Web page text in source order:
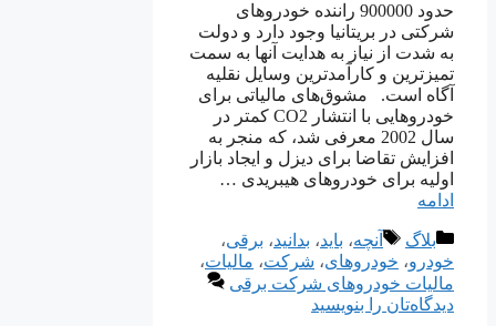
حدود 900000 راننده خودروهای
شرکتی در بریتانیا وجود دارد و دولت
به شدت از نیاز به هدایت آنها به سمت
تمیزترین و کارآمدترین وسایل نقلیه
آگاه است. مشوق‌های مالیاتی برای
خودروهایی با انتشار CO2 کمتر در
سال 2002 معرفی شد، که منجر به
افزایش تقاضا برای دیزل و ایجاد بازار
اولیه برای خودروهای هیبریدی …
ادامه
دسته‌ها
بلاگ برچسب‌ها
آنچه، باید، بدانید، برقی،
خودرو، خودروهای، شرکت، مالیات،
مالیات خودروهای شرکت برقی
دیدگاه‌تان را بنویسید